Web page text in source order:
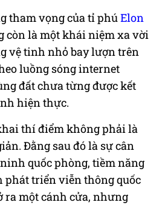
tham vọng của tỉ phúElon
còn là một khái niệm xa vời
vệ tinh nhỏ bay lượn trên
luồng sóng internet
đất chưa từng được kết
hiện thực.
thí điểm không phải là
Đằng sau đó là sự cân
quốc phòng, tiềm năng
phát triển viễn thông quốc
ra một cánh cửa, nhưng